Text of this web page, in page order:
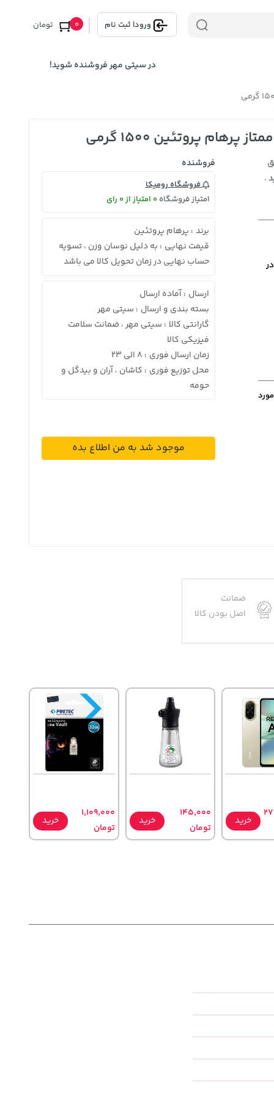
ورود| ثبت نام تومان 0
در سیتی مهر فروشنده شوید!
پروتئین 1500 گرمی
.
فروشنده
فروشگاه رومیکا
امتیاز فروشگاه0 امتیاز از 0 رای
برند : پرهام پروتئین
قیمت نهایی : به دلیل نوسان وزن ، تسویه
حساب نهایی در زمان تحویل کالا می باشد
ارسال :آماده ارسال
بسته بندی و ارسال : سیتی مهر
گارانتی کالا : سیتی مهر ، ضمانت سلامت
فیزیکی کالا
زمان ارسال فوری : 8 الی 23
محل توزیع فوری : کاشان ، آران و بیدگل و
حومه
موجود شد به من اطلاع بده
ضمانت
اصل بودن کالا
خرید
145,000
تومان
خرید
1,109,000
تومان
خرید